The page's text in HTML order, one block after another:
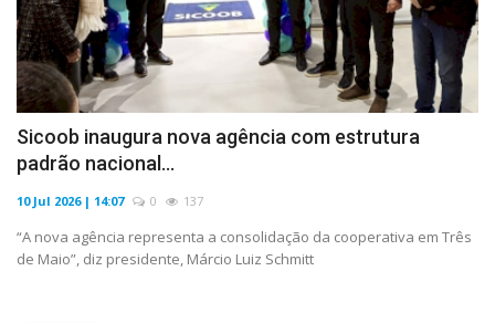
Sicoob inaugura nova agência com estrutura
padrão nacional...
10 Jul 2026 | 14:07 0 137
“A nova agência representa a consolidação da cooperativa em Três
de Maio”, diz presidente, Márcio Luiz Schmitt